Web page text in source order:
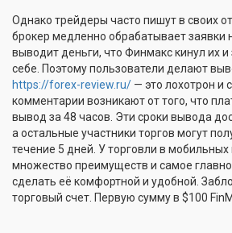
Однако трейдеры часто пишут в своих
брокер медленно обрабатывает заявки
выводит деньги, что Финмакс кинул их и
себе. Поэтому пользователи делают
https://forex-review.ru/ — это лохотрон и
комментарии возникают от того, что
вывод за 48 часов. Эти сроки вывода
а остальные участники торгов могут
течение 5 дней. У торговли в
множество преимуществ и самое
сделать её комфортной и удобной.
торговый счет. Первую сумму в $100